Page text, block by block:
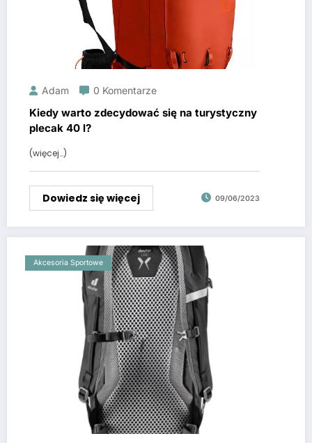
Adam 0 Komentarze
Kiedy warto zdecydować się na turystyczny
plecak 40 l?
(więcej…)
Dowiedz się więcej 09/06/2023
Akcesoria Sportowe